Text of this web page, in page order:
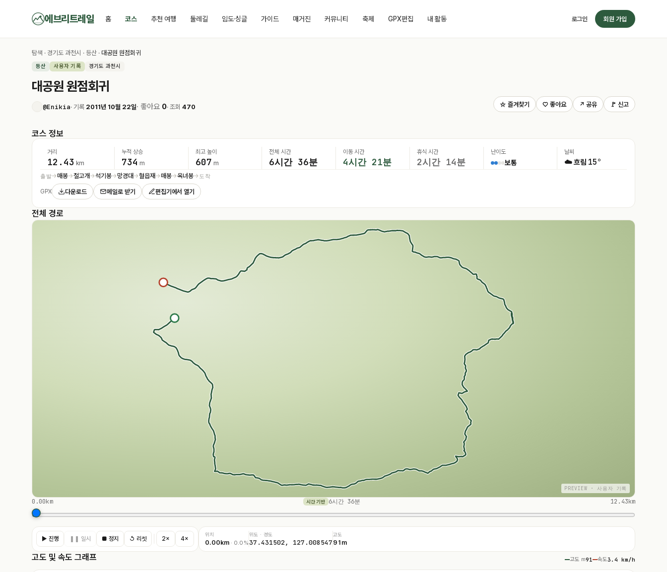
에브리트레일 홈 코스 추천 여행 둘레길 임도·싱글 가이드 매거진 커뮤니티 축제 GPX편집 내 활동 로그인 회원 가입
탐색 · 경기도 과천시 · 등산 · 대공원 원점회귀
등산 사용자 기록 경기도 과천시
대공원 원점회귀
@Enikia· 기록 2011년 10월 22일· 좋아요 0· 조회 470 ☆ 즐겨찾기 ♡ 좋아요 ↗ 공유 🚩 신고
코스 정보
거리
12.43 km
누적 상승
734 m
최고 높이
607 m
전체 시간
6시간 36분
이동 시간
4시간 21분
휴식 시간
2시간 14분
난이도
보통
날씨
☁️ 흐림 15°
출발→매봉→절고개 →석기봉→망경대 →혈읍재 →매봉→옥녀봉→ 도착
GPX 다운로드 메일로 받기 편집기에서 열기
전체 경로
PREVIEW · 사용자 기록
0.00km 시간 기반 6시간 36분 12.43km
▶ 진행 ❚❚ 일시 ■ 정지 ↺ 리셋 2× 4×
위치
0.00km · 0.0%
위도 · 경도
37.431502, 127.008547
고도
91m
고도 및 속도 그래프 고도 m91 속도3.4 km/h